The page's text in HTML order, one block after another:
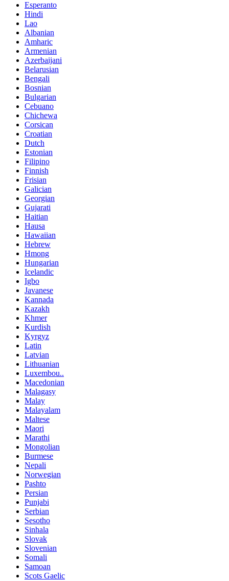
Esperanto
Hindi
Lao
Albanian
Amharic
Armenian
Azerbaijani
Belarusian
Bengali
Bosnian
Bulgarian
Cebuano
Chichewa
Corsican
Croatian
Dutch
Estonian
Filipino
Finnish
Frisian
Galician
Georgian
Gujarati
Haitian
Hausa
Hawaiian
Hebrew
Hmong
Hungarian
Icelandic
Igbo
Javanese
Kannada
Kazakh
Khmer
Kurdish
Kyrgyz
Latin
Latvian
Lithuanian
Luxembou..
Macedonian
Malagasy
Malay
Malayalam
Maltese
Maori
Marathi
Mongolian
Burmese
Nepali
Norwegian
Pashto
Persian
Punjabi
Serbian
Sesotho
Sinhala
Slovak
Slovenian
Somali
Samoan
Scots Gaelic